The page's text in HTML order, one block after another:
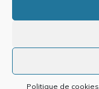
Politique de cookies